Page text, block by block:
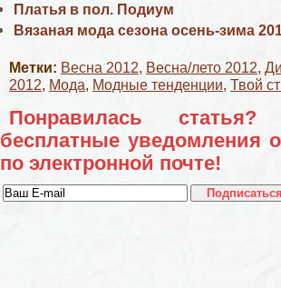
Платья в пол. Подиум
Вязаная мода сезона осень-зима
Метки: Весна 2012, Весна/лето 2012,
2012, Мода, Модные тенденции, Твой
Понравилась
бесплатные уведомления
по электронной почте!